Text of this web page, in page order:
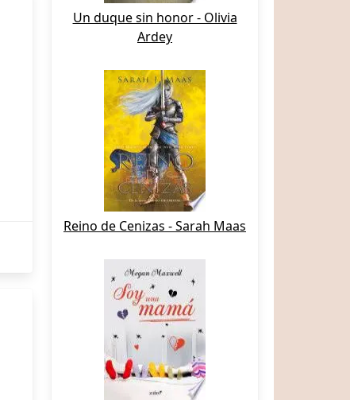
Un duque sin honor - Olivia
Ardey
Reino de Cenizas - Sarah Maas